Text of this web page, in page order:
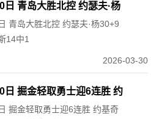
日 青岛大胜北控 约瑟夫·杨
豪斯14中1
青岛大胜北控 约瑟夫·杨30+9
14中1
2026-03-30
日 掘金轻取勇士迎6连胜 约
雷20+6+7 波津23分
掘金轻取勇士迎6连胜 约基奇